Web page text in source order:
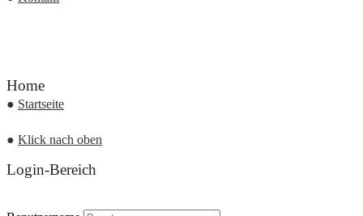
Home
● Startseite
● Klick nach oben
Login-Bereich